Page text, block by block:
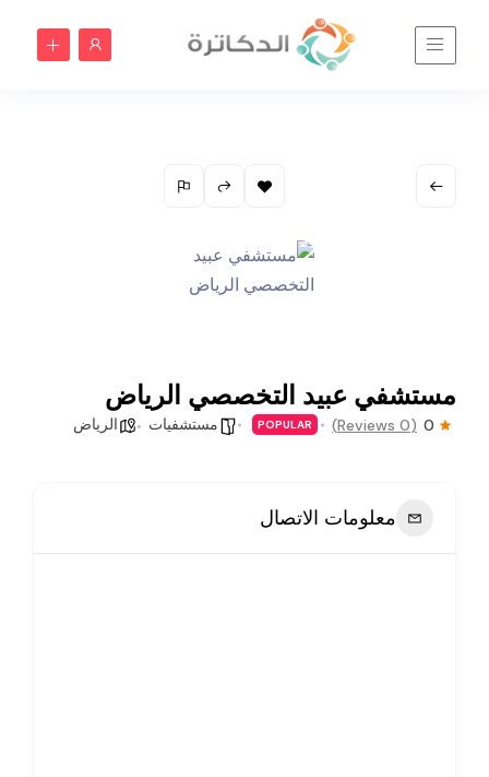
مستشفي عبيد التخصصي الرياض
0
(0 Reviews)
POPULAR مستشفيات الرياض
معلومات الاتصال